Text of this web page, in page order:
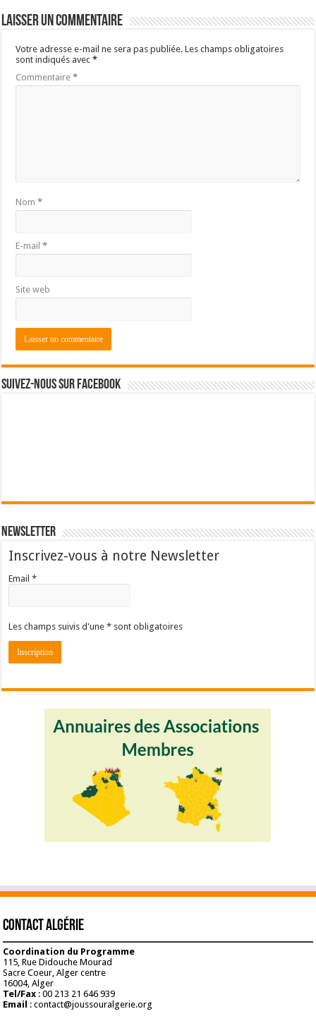
Laisser un commentaire
Votre adresse e-mail ne sera pas publiée. Les champs obligatoires
sont indiqués avec*
Commentaire*
Nom*
E-mail*
Site web
Suivez-nous sur Facebook
Newsletter
Inscrivez-vous à notre Newsletter
Email *
Les champs suivis d'une * sont obligatoires
Contact Algérie
Coordination du Programme
115, Rue Didouche Mourad
Sacre Coeur, Alger centre
16004, Alger
Tel/Fax : 00 213 21 646 939
Email : contact@joussouralgerie.org